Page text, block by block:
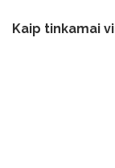
Kaip tinkamai